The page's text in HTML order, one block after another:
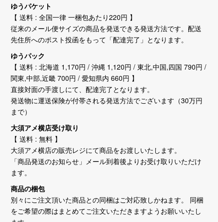
ゆうパケット
【 送料 : 全国一律 一梱包あたり220円 】
従来のメール便サイズの商品を発送できる発送方法です。配送
先住所へのポスト投函をもって「配達完了」となります。
ゆうパック
【 送料 : 北海道 1,170円 / 沖縄 1,120円 / 東北,中国,四国 790円 /
関東,中部,近畿 700円 / 愛知県内 660円 】
直接対面の手渡しにて、配達完了となります。
発送物に運送保険が付帯される発送方法でございます（30万円
まで）
大須アメ横店受け取り
【 送料 : 無料 】
大須アメ横店の販売レジにて商品をお渡しいたします。
「商品発送のお知らせ」メール到着後よりお受け取りいただけ
ます。
商品の梱包
別々にご注文頂いた商品との同梱はご対応致しかねます。 同梱
をご希望の際はまとめてご注文いただきますようお願いいたし